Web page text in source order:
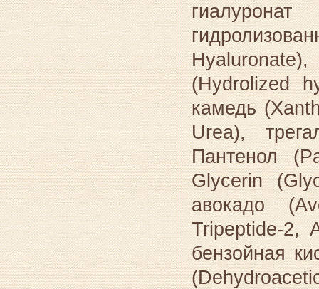
(Hydrolized
камедь
Urea),
Пантенол
Glycerin
авокадо
Tripeptide-2,
бензойная